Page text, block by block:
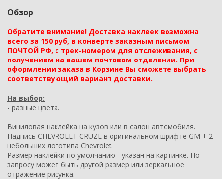
Обзор
Обратите внимание! Доставка наклеек возможна
всего за 150 руб, в конверте заказным письмом
ПОЧТОЙ РФ, с трек-номером для отслеживания, с
получением на вашем почтовом отделении. При
оформлении заказа в Корзине Вы сможете выбрать
соответствующий вариант доставки.
На выбор:
- разные цвета.
Виниловая наклейка на кузов или в салон автомобиля.
Надпись CHEVROLET CRUZE в оригинальном шрифте GM + 2
небольших логотипа Chevrolet.
Размер наклейки по умолчанию - указан на картинке. По
запросу может быть другой размер или зеркальное
отражение рисунка.